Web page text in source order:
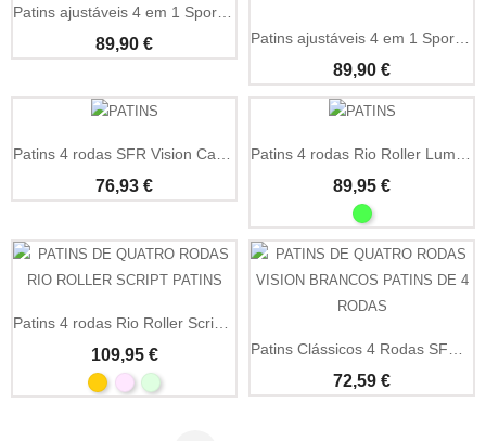
89,90 €
89,90 €
Patins 4 rodas SFR Vision Canvas estampado floral
76,93 €
Patins 4 rodas Rio Roller Lumina com luzes LED
89,95 €
Patins 4 rodas Rio Roller Script rosa
109,95 € Patins Clássicos 4 Rodas SFR Vision Brancos
72,59 €